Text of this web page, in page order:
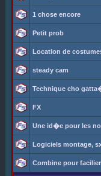
1 chose encore
Petit prob
Location de
steady cam
Technique cho
FX
Une id�e pour les
Logiciels montage,
Combine pour